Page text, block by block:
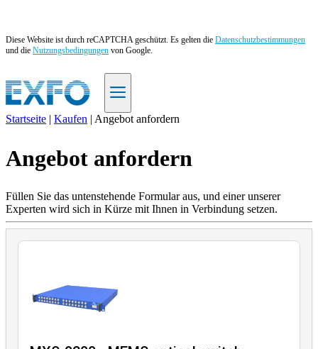
Diese Website ist durch reCAPTCHA geschützt. Es gelten die Datenschutzbestimmungen
und die Nutzungsbedingungen von Google.
Produkte
Support
Services
Kaufen
Ressourcen
Unternehmen
Startseite | Kaufen | Angebot anfordern
Angebot anfordern
Füllen Sie das untenstehende Formular aus, und einer unserer
Experten wird sich in Kürze mit Ihnen in Verbindung setzen.